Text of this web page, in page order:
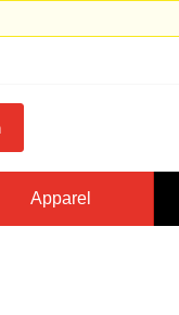
Apparel